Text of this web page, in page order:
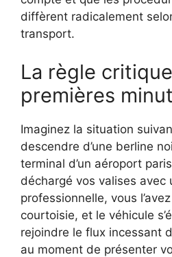
diffèrent radicalement
transport.
La règle
premières
Imaginez la situation
descendre d’une berline
terminal d’un aéroport
déchargé vos valises avec
professionnelle, vous
courtoisie, et le véhicule
rejoindre le flux incessant
au moment de présenter